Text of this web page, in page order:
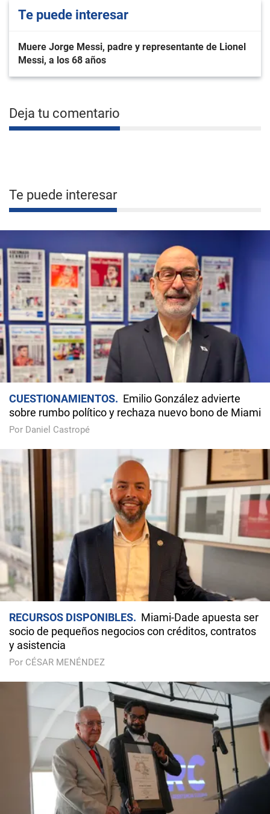
Te puede interesar
Muere Jorge Messi, padre y representante de Lionel
Messi, a los 68 años
Deja tu comentario
Te puede interesar
CUESTIONAMIENTOS
Emilio González advierte
sobre rumbo político y rechaza nuevo bono de Miami
Por Daniel Castropé
RECURSOS DISPONIBLES
Miami-Dade apuesta ser
socio de pequeños negocios con créditos, contratos
y asistencia
Por CÉSAR MENÉNDEZ